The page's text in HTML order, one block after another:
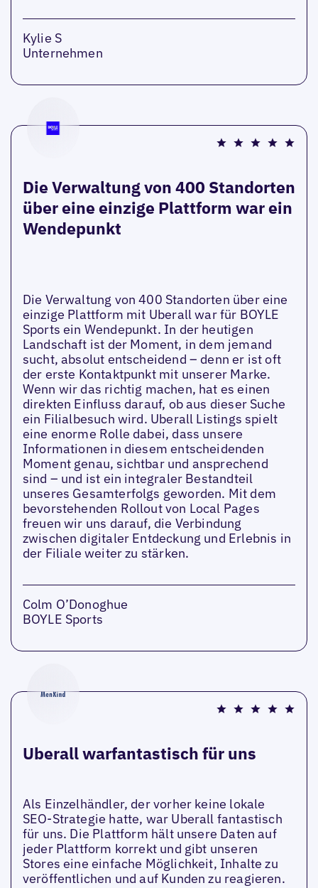
Kylie S
Unternehmen
Die Verwaltung von 400 Standorten
über eine einzige Plattform war ein
Wendepunkt
Die Verwaltung von 400 Standorten über eine
einzige Plattform mit Uberall war für BOYLE
Sports ein Wendepunkt. In der heutigen
Landschaft ist der Moment, in dem jemand
sucht, absolut entscheidend – denn er ist oft
der erste Kontaktpunkt mit unserer Marke.
Wenn wir das richtig machen, hat es einen
direkten Einfluss darauf, ob aus dieser Suche
ein Filialbesuch wird. Uberall Listings spielt
eine enorme Rolle dabei, dass unsere
Informationen in diesem entscheidenden
Moment genau, sichtbar und ansprechend
sind – und ist ein integraler Bestandteil
unseres Gesamterfolgs geworden. Mit dem
bevorstehenden Rollout von Local Pages
freuen wir uns darauf, die Verbindung
zwischen digitaler Entdeckung und Erlebnis in
der Filiale weiter zu stärken.
Colm O’Donoghue
BOYLE Sports
Uberall warfantastisch für uns
Als Einzelhändler, der vorher keine lokale
SEO-Strategie hatte, war Uberall fantastisch
für uns. Die Plattform hält unsere Daten auf
jeder Plattform korrekt und gibt unseren
Stores eine einfache Möglichkeit, Inhalte zu
veröffentlichen und auf Kunden zu reagieren.